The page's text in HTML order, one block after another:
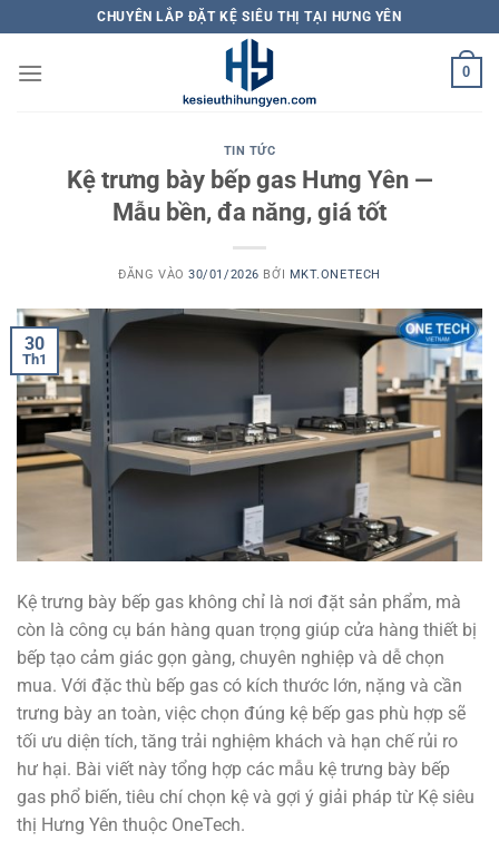
qua
nội
CHUYÊN LẮP ĐẶT KỆ SIÊU THỊ TẠI HƯNG YÊN
0
TIN TỨC
Kệ trưng bày bếp gas Hưng Yên —
Mẫu bền, đa năng, giá tốt
ĐĂNG VÀO30/01/2026 BỞI MKT.ONETECH
30
Th1
Kệ trưng bày bếp gas không chỉ là nơi đặt sản phẩm, mà
còn là công cụ bán hàng quan trọng giúp cửa hàng thiết bị
bếp tạo cảm giác gọn gàng, chuyên nghiệp và dễ chọn
mua. Với đặc thù bếp gas có kích thước lớn, nặng và cần
trưng bày an toàn, việc chọn đúng kệ bếp gas phù hợp sẽ
tối ưu diện tích, tăng trải nghiệm khách và hạn chế rủi ro
hư hại. Bài viết này tổng hợp các mẫu kệ trưng bày bếp
gas phổ biến, tiêu chí chọn kệ và gợi ý giải pháp từ Kệ siêu
thị Hưng Yên thuộc OneTech.